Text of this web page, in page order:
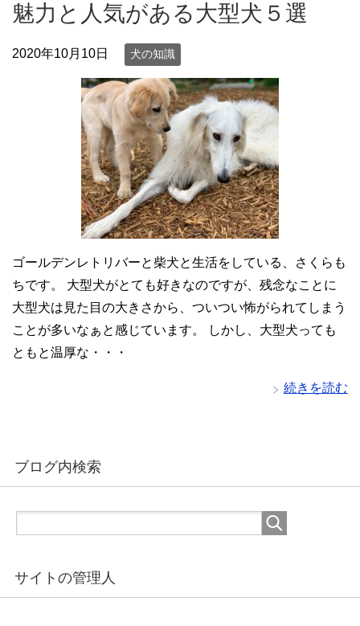
魅力と人気がある大型犬５選
2020年10月10日 犬の知識
ゴールデンレトリバーと柴犬と生活をしている、さくらも
ちです。 大型犬がとても好きなのですが、残念なことに
大型犬は見た目の大きさから、ついつい怖がられてしまう
ことが多いなぁと感じています。 しかし、大型犬っても
ともと温厚な・・・
続きを読む
ブログ内検索
サイトの管理人